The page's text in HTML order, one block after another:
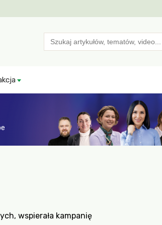
Search
for:
wspierała kampanię